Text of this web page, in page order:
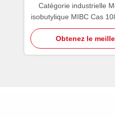
Catégorie industrielle
isobutylique MIBC Cas
l'alcool 11
Obtenez le